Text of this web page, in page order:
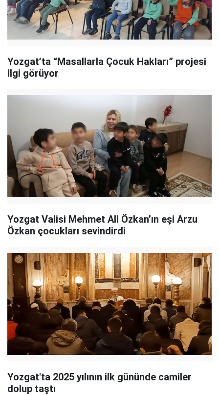
Yozgat’ta “Masallarla Çocuk Hakları” projesi
ilgi görüyor
Yozgat Valisi Mehmet Ali Özkan’ın eşi Arzu
Özkan çocukları sevindirdi
Yozgat'ta 2025 yılının ilk gününde camiler
dolup taştı